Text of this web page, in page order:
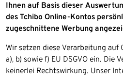
Ihnen auf Basis dieser
des Tchibo Online-Kontos
zugeschnittene Werbung
Wir setzen diese Verarbeitung auf
a), b) sowie f) EU DSGVO ein. Die
keinerlei Rechtswirkung. Unser